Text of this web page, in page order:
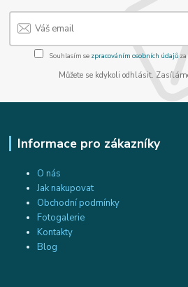
Souhlasím se zpracováním osobních údajůza
Můžete se kdykoli odhlásit.
Informace pro zákazníky
O nás
Jak nakupovat
Obchodní podmínky
Fotogalerie
Kontakty
Blog